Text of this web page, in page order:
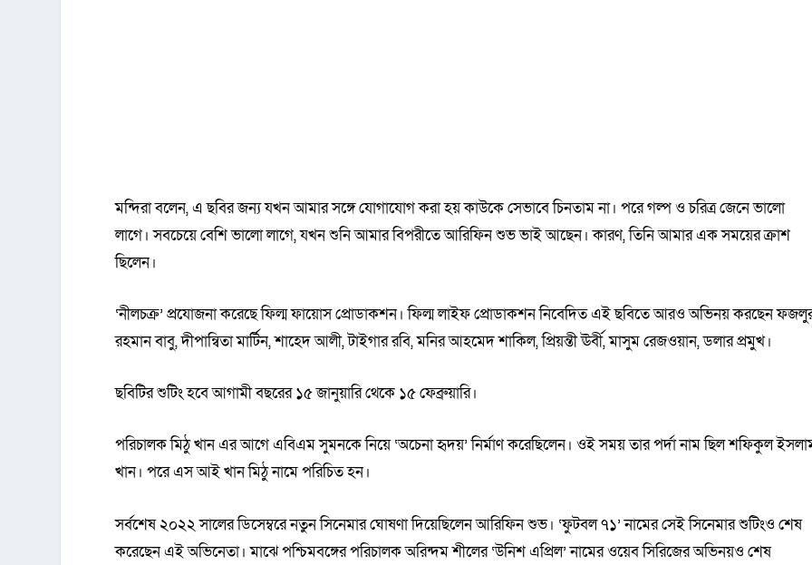
মন্দিরা বলেন, এ ছবির জন্য যখন আমার সঙ্গে যোগাযোগ করা হয় কাউকে সেভাবে চিনতাম না। পরে গল্প ও চরিত্র জেনে ভালো
লাগে। সবচেয়ে বেশি ভালো লাগে, যখন শুনি আমার বিপরীতে আরিফিন শুভ ভাই আছেন। কারণ, তিনি আমার এক সময়ের ক্রাশ
ছিলেন।
‘নীলচক্র’ প্রযোজনা করেছে ফিল্ম ফায়োস প্রোডাকশন। ফিল্ম লাইফ প্রোডাকশন নিবেদিত এই ছবিতে আরও অভিনয় করছেন
রহমান বাবু, দীপান্বিতা মার্টিন, শাহেদ আলী, টাইগার রবি, মনির আহমেদ শাকিল, প্রিয়ন্তী ঊর্বী, মাসুম রেজওয়ান, ডলার প্রমুখ।
ছবিটির শুটিং হবে আগামী বছরের ১৫ জানুয়ারি থেকে ১৫ ফেব্রুয়ারি।
পরিচালক মিঠু খান এর আগে এবিএম সুমনকে নিয়ে ‘অচেনা হৃদয়’ নির্মাণ করেছিলেন। ওই সময় তার পর্দা নাম ছিল শফিকুল
খান। পরে এস আই খান মিঠু নামে পরিচিত হন।
সর্বশেষ ২০২২ সালের ডিসেম্বরে নতুন সিনেমার ঘোষণা দিয়েছিলেন আরিফিন শুভ। ‘ফুটবল ৭১’ নামের সেই সিনেমার শুটিংও শেষ
করেছেন এই অভিনেতা। মাঝে পশ্চিমবঙ্গের পরিচালক অরিন্দম শীলের ‘উনিশ এপ্রিল’ নামের ওয়েব সিরিজের অভিনয়ও শেষ